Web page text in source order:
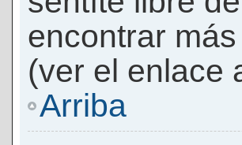
encontrar
(ver el enlace
Arriba